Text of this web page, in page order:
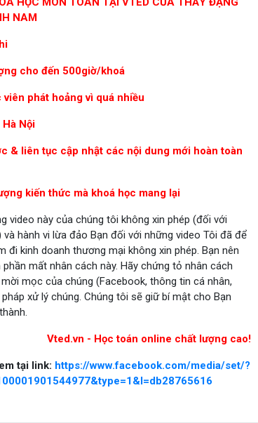
NAM
cho đến 500giờ/khoá
phát hoảng vì quá nhiều
Nội
& liên tục cập nhật các nội dung mới hoàn toàn
kiến thức mà khoá học mang lại
này của chúng tôi không xin phép (đối với
hành vi lừa đảo Bạn đối với những video Tôi đã để
kinh doanh thương mại không xin phép. Bạn nên
mất nhân cách này. Hãy chứng tỏ nhân cách
mọc của chúng (Facebook, thông tin cá nhân,
xử lý chúng. Chúng tôi sẽ giữ bí mật cho Bạn
Vted.vn - Học toán online chất lượng cao!
tại link: https://www.facebook.com/media/set/?